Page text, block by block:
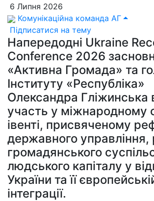
6 Липня 2026
Комунікаційна команда АГ
Підписатися на тему
Напередодні Ukraine
Conference 2026
«Активна Громада» та
Інституту «Республіка»
Олександра Гліжинська
участь у міжнародному
івенті, присвяченому
державного управління,
громадянського
людського капіталу у
України та її
інтеграції.